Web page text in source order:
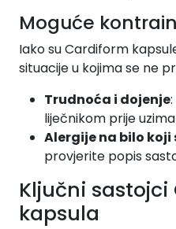
Moguće
Iako su Cardiform
situacije u kojima se ne
Trudnoća i dojenje
liječnikom prije
Alergije na bilo
provjerite popis
Ključni
kapsula